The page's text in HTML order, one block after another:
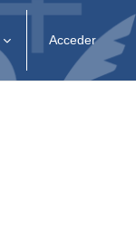
Acceder